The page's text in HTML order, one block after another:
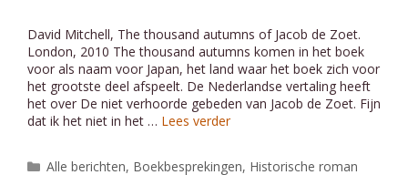
David Mitchell, The thousand autumns of Jacob de Zoet.
London, 2010 The thousand autumns komen in het boek
voor als naam voor Japan, het land waar het boek zich voor
het grootste deel afspeelt. De Nederlandse vertaling heeft
het over De niet verhoorde gebeden van Jacob de Zoet. Fijn
dat ik het niet in het … Lees verder
Categorieën
Alle berichten, Boekbesprekingen, Historische roman